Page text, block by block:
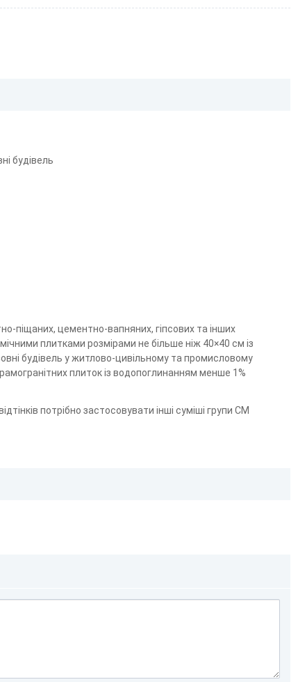
будівель
піщаних, цементно-вапняних, гіпсових та інших
плитками розмірами не більше ніж 40×40 см із
будівель у житлово-цивільному та промисловому
плиток із водопоглинанням менше 1%
потрібно застосовувати інші суміші групи CM